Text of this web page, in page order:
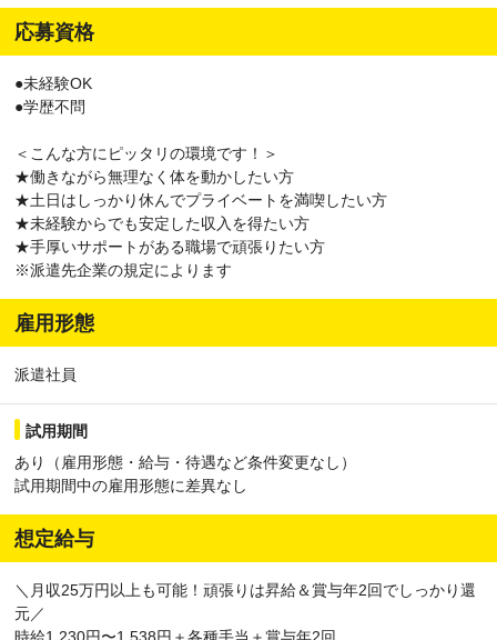
応募資格
●未経験OK
●学歴不問
＜こんな方にピッタリの環境です！＞
★働きながら無理なく体を動かしたい方
★土日はしっかり休んでプライベートを満喫したい方
★未経験からでも安定した収入を得たい方
★手厚いサポートがある職場で頑張りたい方
※派遣先企業の規定によります
雇用形態
派遣社員
試用期間
あり（雇用形態・給与・待遇など条件変更なし）
試用期間中の雇用形態に差異なし
想定給与
＼月収25万円以上も可能！頑張りは昇給＆賞与年2回でしっかり還
元／
時給1,230円〜1,538円＋各種手当＋賞与年2回